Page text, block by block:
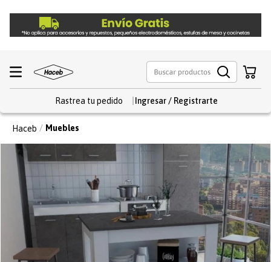
Rastrea tu pedido
Muebles